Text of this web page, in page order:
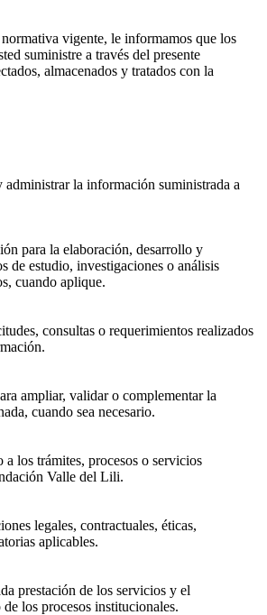
vigente, le informamos que los
suministre a través del presente
almacenados y tratados con la
administrar la información suministrada a
para la elaboración, desarrollo y
de estudio, investigaciones o análisis
cuando aplique.
consultas o requerimientos realizados
ampliar, validar o complementar la
cuando sea necesario.
a los trámites, procesos o servicios
Valle del Lili.
legales, contractuales, éticas,
aplicables.
prestación de los servicios y el
los procesos institucionales.